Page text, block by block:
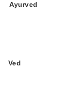
Ayurved
Ved